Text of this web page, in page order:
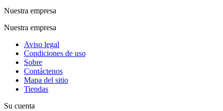
Nuestra empresa
Nuestra empresa
Aviso legal
Condiciones de uso
Sobre
Contáctenos
Mapa del sitio
Tiendas
Su cuenta